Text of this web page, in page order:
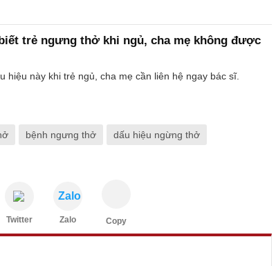
trẻ ngưng thở khi ngủ, cha mẹ không được
hiệu này khi trẻ ngủ, cha mẹ cần liên hệ ngay bác sĩ.
bệnh ngưng thở dấu hiệu ngừng thở
Twitter
Zalo
Zalo Copy